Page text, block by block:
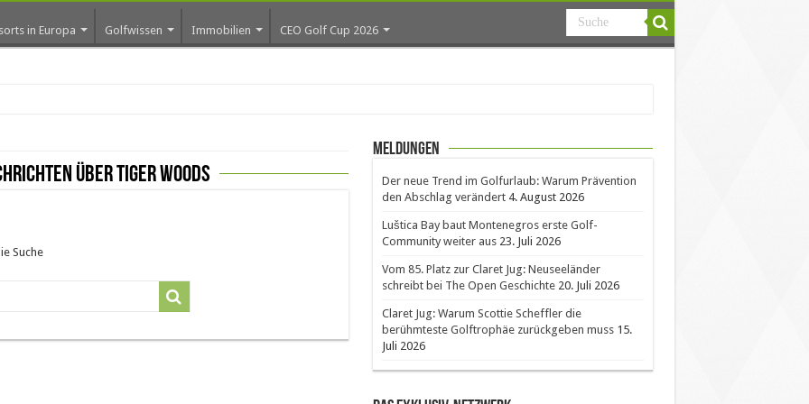
in Europa Golfwissen Immobilien CEO Golf Cup 2026
über Tiger Woods
Suche
Meldungen
Der neue Trend im Golfurlaub: Warum Prävention
den Abschlag verändert 4. August 2026
Luštica Bay baut Montenegros erste Golf-
Community weiter aus 23. Juli 2026
Vom 85. Platz zur Claret Jug: Neuseeländer
schreibt bei The Open Geschichte 20. Juli 2026
Claret Jug: Warum Scottie Scheffler die
berühmteste Golftrophäe zurückgeben muss 15.
Juli 2026